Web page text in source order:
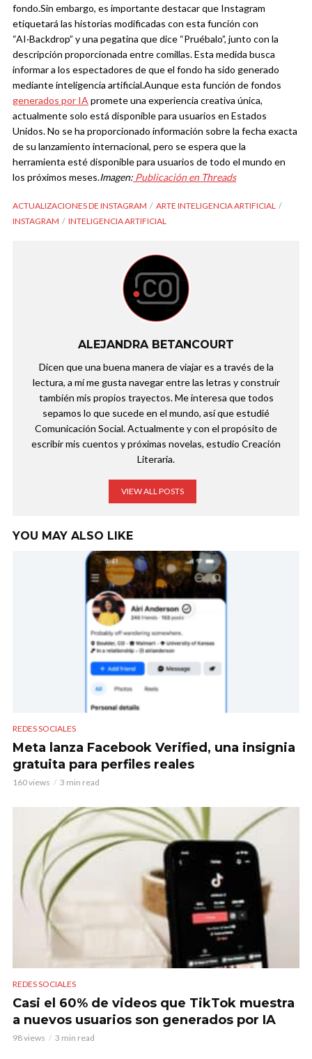
fondo.Sin embargo, es importante destacar que Instagram
etiquetará las historias modificadas con esta función con
“AI·Backdrop” y una pegatina que dice “Pruébalo”, junto con la
descripción proporcionada entre comillas. Esta medida busca
informar a los espectadores de que el fondo ha sido generado
mediante inteligencia artificial.Aunque esta función de fondos
generados por IApromete una experiencia creativa única,
actualmente solo está disponible para usuarios en Estados
Unidos. No se ha proporcionado información sobre la fecha exacta
de su lanzamiento internacional, pero se espera que la
herramienta esté disponible para usuarios de todo el mundo en
los próximos meses.Imagen: Publicación en Threads
ACTUALIZACIONES DE INSTAGRAM
ARTE INTELIGENCIA ARTIFICIAL
INSTAGRAM
INTELIGENCIA ARTIFICIAL
ALEJANDRA BETANCOURT
Dicen que una buena manera de viajar es a través de la
lectura, a mí me gusta navegar entre las letras y construir
también mis propios trayectos. Me interesa que todos
sepamos lo que sucede en el mundo, así que estudié
Comunicación Social. Actualmente y con el propósito de
escribir mis cuentos y próximas novelas, estudio Creación
Literaria.
VIEW ALL POSTS
YOU MAY ALSO LIKE
REDES SOCIALES
Meta lanza Facebook Verified, una insignia
gratuita para perfiles reales
160 views 3 min read
REDES SOCIALES
Casi el 60% de videos que TikTok muestra
a nuevos usuarios son generados por IA
98 views 3 min read